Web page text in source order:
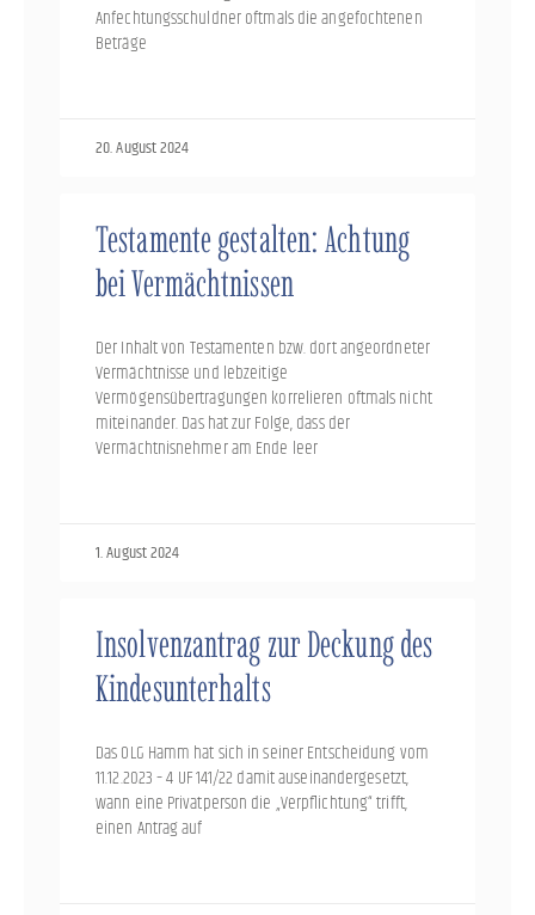
Anfechtungsschuldner oftmals die angefochtenen
Beträge
20. August 2024
Testamente gestalten: Achtung
bei Vermächtnissen
Der Inhalt von Testamenten bzw. dort angeordneter
Vermächtnisse und lebzeitige
Vermögensübertragungen korrelieren oftmals nicht
miteinander. Das hat zur Folge, dass der
Vermächtnisnehmer am Ende leer
1. August 2024
Insolvenzantrag zur Deckung des
Kindesunterhalts
Das OLG Hamm hat sich in seiner Entscheidung vom
11.12.2023 – 4 UF 141/22 damit auseinandergesetzt,
wann eine Privatperson die „Verpflichtung“ trifft,
einen Antrag auf